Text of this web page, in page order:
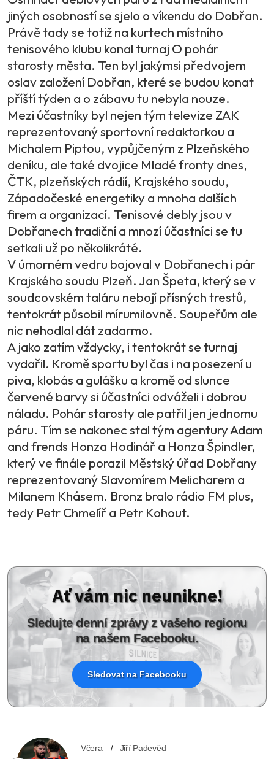
jiných osobností se sjelo o víkendu do Dobřan.
Právě tady se totiž na kurtech místního
tenisového klubu konal turnaj O pohár
starosty města. Ten byl jakýmsi předvojem
oslav založení Dobřan, které se budou konat
příští týden a o zábavu tu nebyla nouze.
Mezi účastníky byl nejen tým televize ZAK
reprezentovaný sportovní redaktorkou a
Michalem Piptou, vypůjčeným z Plzeňského
deníku, ale také dvojice Mladé fronty dnes,
ČTK, plzeňských rádií, Krajského soudu,
Západočeské energetiky a mnoha dalších
firem a organizací. Tenisové debly jsou v
Dobřanech tradiční a mnozí účastníci se tu
setkali už po několikráté.
V úmorném vedru bojoval v Dobřanech i pár
Krajského soudu Plzeň. Jan Špeta, který se v
soudcovském taláru nebojí přísných trestů,
tentokrát působil mírumilovně. Soupeřům ale
nic nehodlal dát zadarmo.
A jako zatím vždycky, i tentokrát se turnaj
vydařil. Kromě sportu byl čas i na posezení u
piva, klobás a gulášku a kromě od slunce
červené barvy si účastníci odváželi i dobrou
náladu. Pohár starosty ale patřil jen jednomu
páru. Tím se nakonec stal tým agentury Adam
and frends Honza Hodinář a Honza Špindler,
který ve finále porazil Městský úřad Dobřany
reprezentovaný Slavomírem Melicharem a
Milanem Khásem. Bronz bralo rádio FM plus,
tedy Petr Chmelíř a Petr Kohout.
Ať vám nic neunikne!
Sledujte denní zprávy z vašeho regionu
na našem Facebooku.
Sledovat na Facebooku
Včera Jiří Padevěd